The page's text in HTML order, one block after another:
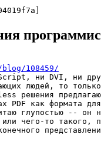
108459/
ни DVI, ни
людей, то
решения
PDF как формата
глупостью -- он
или чего-то такого,